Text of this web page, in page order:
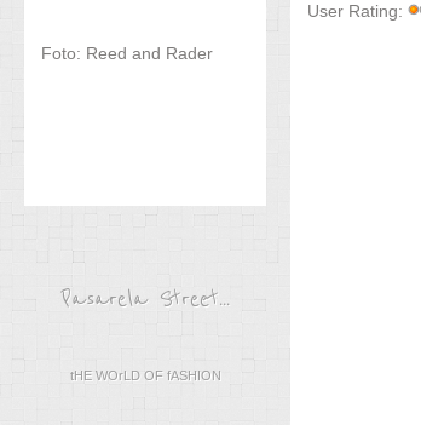
Foto: Reed and Rader
Pasarela Street...
tHE WOrLD OF fASHION
User Rating: